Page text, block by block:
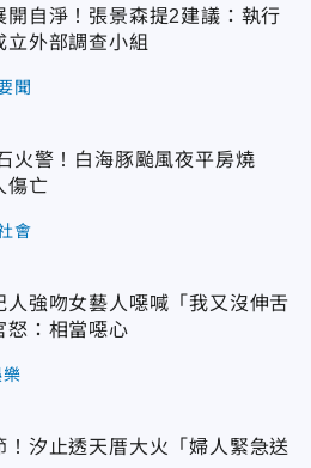
開自淨！張景森提2建議：執行
立外部調查小組
聞
火警！白海豚颱風夜平房燒
亡
會
人強吻女藝人噁喊「我又沒伸舌
怒：相當噁心
樂
！汐止透天厝大火「婦人緊急送